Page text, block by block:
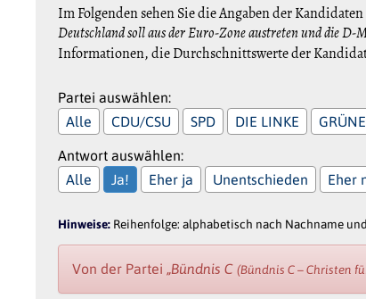
Im Folgenden sehen Sie die Angaben der
Deutschland soll aus der Euro-Zone austreten und die
Informationen, die Durchschnittswerte der
Partei auswählen:
Alle
CDU/CSU SPD DIE LINKE GRÜNE
Antwort auswählen:
Alle
Ja! Eher ja Unentschieden Eher
Hinweise: Reihenfolge: alphabetisch nach Nachname
Von der Partei „Bündnis C(Bündnis C – Christen